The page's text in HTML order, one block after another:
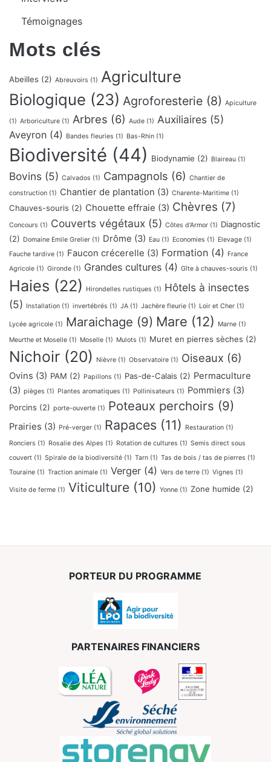
Témoignages
Mots clés
Abeilles (2) Abreuvoirs (1) Agriculture
Biologique (23) Agroforesterie (8) Apiculture
(1) Arboriculture (1) Arbres (6) Aude (1) Auxiliaires (5)
Aveyron (4) Bandes fleuries (1) Bas-Rhin (1)
Biodiversité (44) Biodynamie (2) Blaireau (1)
Bovins (5) Calvados (1) Campagnols (6) Chantier de
construction (1) Chantier de plantation (3) Charente-Maritime (1)
Chauves-souris (2) Chouette effraie (3) Chèvres (7)
Concours (1) Couverts végétaux (5) Côtes d'Armor (1) Diagnostic
(2) Domaine Emile Grelier (1) Drôme (3) Eau (1) Economies (1) Elevage (1)
Fauche tardive (1) Faucon crécerelle (3) Formation (4)
France
Agricole (1) Gironde (1) Grandes cultures (4) Gîte à chauves-souris (1)
Haies (22) Hirondelles rustiques (1) Hôtels à insectes
(5) Installation (1) invertébrés (1) JA (1) Jachère fleurie (1) Loir et Cher (1)
Lycée agricole (1) Maraichage (9) Mare (12) Marne (1)
Meurthe et Moselle (1) Moselle (1) Mulots (1) Muret en pierres sèches (2)
Nichoir (20) Nièvre (1) Observatoire (1) Oiseaux (6)
Ovins (3) PAM (2) Papillons (1) Pas-de-Calais (2) Permaculture
(3) pièges (1) Plantes aromatiques (1) Pollinisateurs (1) Pommiers (3)
Porcins (2) porte-ouverte (1) Poteaux perchoirs (9)
Prairies (3) Pré-verger (1) Rapaces (11) Restauration (1)
Ronciers (1) Rosalie des Alpes (1) Rotation de cultures (1) Semis direct sous
couvert (1) Spirale de la biodiversité (1) Tarn (1) Tas de bois / tas de pierres (1)
Touraine (1) Traction animale (1) Verger (4) Vers de terre (1) Vignes (1)
Visite de ferme (1) Viticulture (10) Yonne (1) Zone humide (2)
PORTEUR DU PROGRAMME
PARTENAIRES FINANCIERS